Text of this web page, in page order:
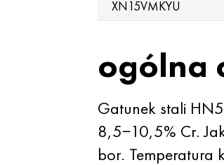
XN15VMKYU
ogólna
Gatunek stali
8,5−10,5% Cr.
bor. Temperatura